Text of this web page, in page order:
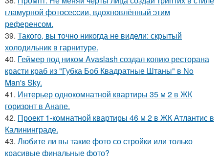
гламурной фотосессии, вдохновлённый этим
референсом.
39. Такого, вы точно никогда не видели: скрытый
холодильник в гарнитуре.
40. Геймер под ником Avaslash создал копию ресторана
красти краб из "Губка Боб Квадратные Штаны" в No
Man's Sky.
41. Интерьер однокомнатной квартиры 35 м 2 в ЖК
горизонт в Анапе.
42. Проект 1-комнатной квартиры 46 м 2 в ЖК Атлантис в
Калининграде.
43. Любите ли вы такие фото со стройки или только
красивые финальные фото?